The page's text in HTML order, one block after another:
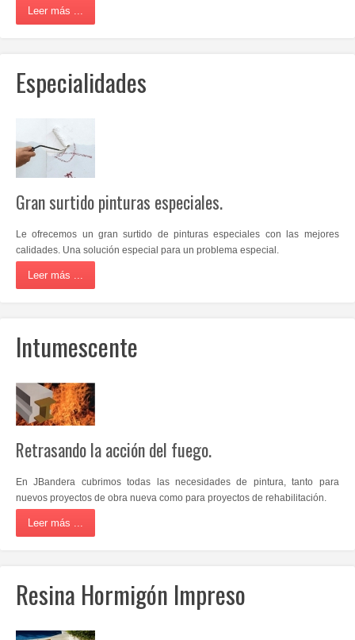
Leer más ...
Especialidades
Gran surtido pinturas especiales.
Le ofrecemos un gran surtido de pinturas especiales con las mejores
calidades. Una solución especial para un problema especial.
Leer más ...
Intumescente
Retrasando la acción del fuego.
En JBandera cubrimos todas las necesidades de pintura, tanto para
nuevos proyectos de obra nueva como para proyectos de rehabilitación.
Leer más ...
Resina Hormigón Impreso